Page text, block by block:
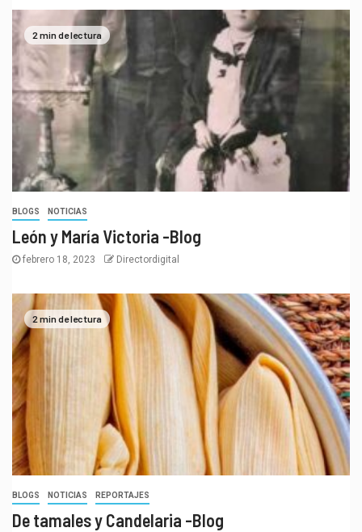
2 min de lectura
BLOGS NOTICIAS
León y María Victoria -Blog
febrero 18, 2023 Directordigital
2 min de lectura
BLOGS NOTICIAS REPORTAJES
De tamales y Candelaria -Blog